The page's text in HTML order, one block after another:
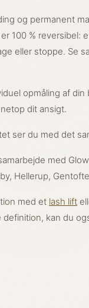
og permanent
100 %
eller stoppe. Se
opmåling af
dit ansigt.
ser du med det
med
Hellerup,
med et lash lift
kan du